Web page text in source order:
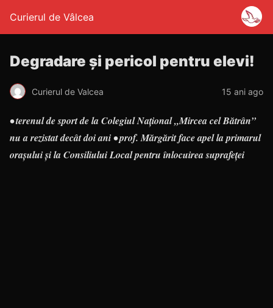
Curierul de Vâlcea
Degradare şi pericol pentru elevi!
Curierul de Valcea 15 ani ago
• terenul de sport de la Colegiul Naţional „Mircea cel Bătrân”
nu a rezistat decât doi ani • prof. Mărgărit face apel la primarul
oraşului şi la Consiliului Local pentru înlocuirea suprafeţei